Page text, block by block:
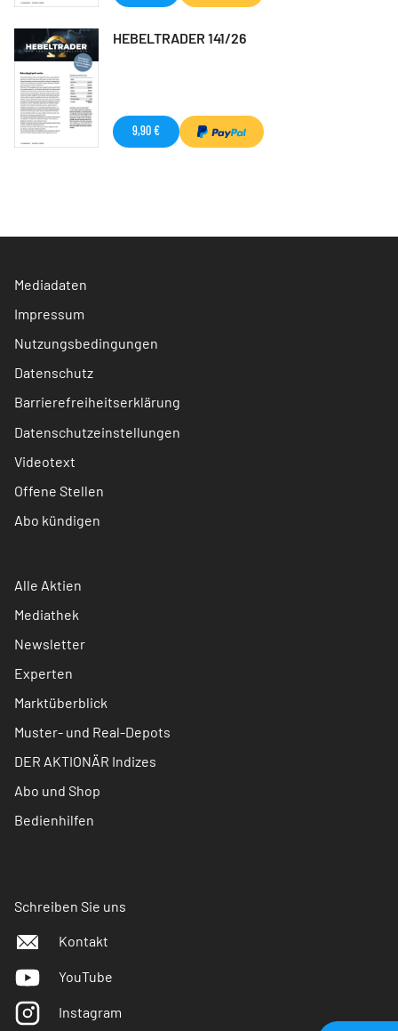
HEBELTRADER 141/26
9,90 €
Mediadaten
Impressum
Nutzungsbedingungen
Datenschutz
Barrierefreiheitserklärung
Datenschutzeinstellungen
Videotext
Offene Stellen
Abo kündigen
Alle Aktien
Mediathek
Newsletter
Experten
Marktüberblick
Muster- und Real-Depots
DER AKTIONÄR Indizes
Abo und Shop
Bedienhilfen
Schreiben Sie uns
Kontakt
YouTube
Instagram